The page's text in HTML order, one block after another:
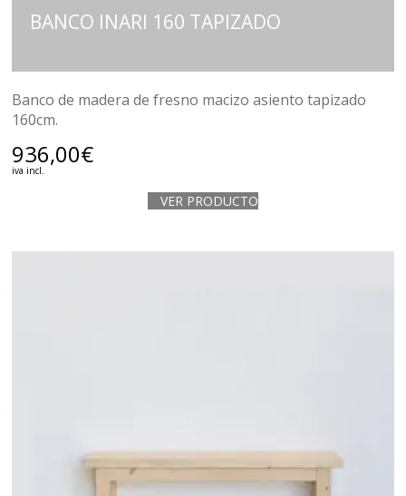
BANCO INARI 160 TAPIZADO
Banco de madera de fresno macizo asiento tapizado
160cm.
936,00€
iva incl.
VER PRODUCTO